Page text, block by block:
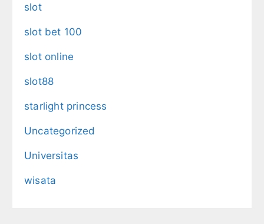
slot
slot bet 100
slot online
slot88
starlight princess
Uncategorized
Universitas
wisata